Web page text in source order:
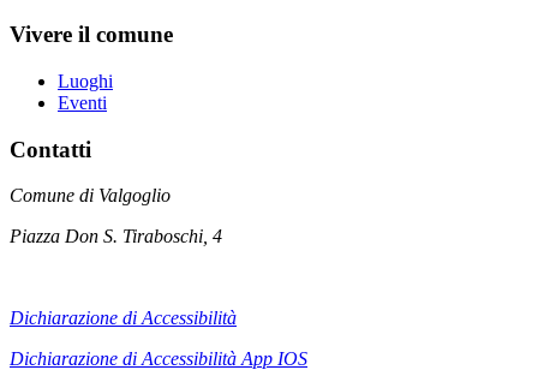
Vivere il comune
Luoghi
Eventi
Contatti
Comune di Valgoglio
Piazza Don S. Tiraboschi, 4
Dichiarazione di Accessibilità
Dichiarazione di Accessibilità App IOS